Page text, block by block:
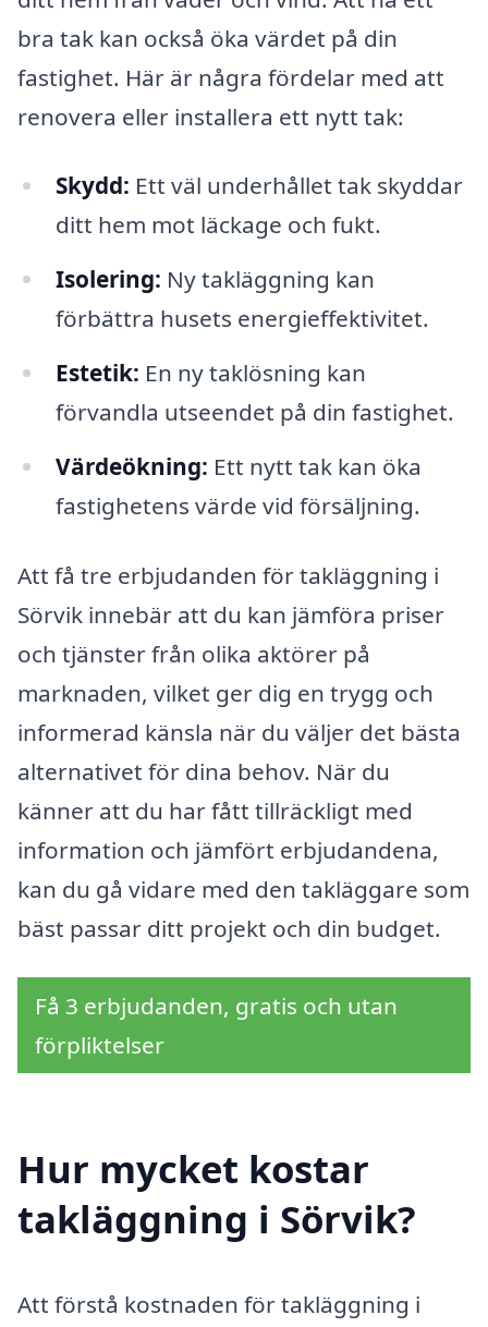
bra tak kan också öka värdet på din
fastighet. Här är några fördelar med att
renovera eller installera ett nytt tak:
Skydd: Ett väl underhållet tak skyddar
ditt hem mot läckage och fukt.
Isolering: Ny takläggning kan
förbättra husets energieffektivitet.
Estetik: En ny taklösning kan
förvandla utseendet på din fastighet.
Värdeökning: Ett nytt tak kan öka
fastighetens värde vid försäljning.
Att få tre erbjudanden för takläggning i
Sörvik innebär att du kan jämföra priser
och tjänster från olika aktörer på
marknaden, vilket ger dig en trygg och
informerad känsla när du väljer det bästa
alternativet för dina behov. När du
känner att du har fått tillräckligt med
information och jämfört erbjudandena,
kan du gå vidare med den takläggare som
bäst passar ditt projekt och din budget.
Få 3 erbjudanden, gratis och utan
förpliktelser
Hur mycket kostar
takläggning i Sörvik?
Att förstå kostnaden för takläggning i